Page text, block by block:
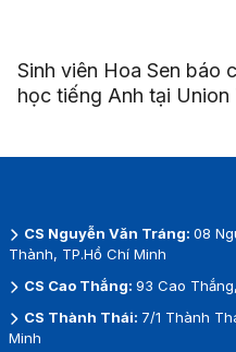
Sinh viên Hoa Sen báo
học tiếng Anh tại
CS Nguyễn Văn Tráng: 08
Thành, TP.Hồ Chí Minh
CS Cao Thắng: 93 Cao
CS Thành Thái: 7/1 Thành
Minh